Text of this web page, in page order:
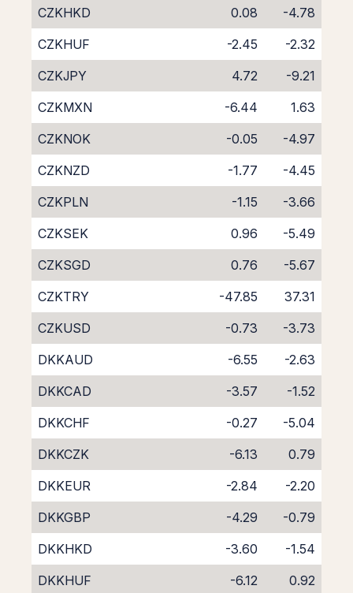
CZKHKD 0.08
-4.78
CZKHUF
-2.45
-2.32
CZKJPY
4.72
-9.21
CZKMXN
-6.44
1.63
CZKNOK
-0.05
-4.97
CZKNZD
-1.77
-4.45
CZKPLN
-1.15
-3.66
CZKSEK
0.96
-5.49
CZKSGD
0.76
-5.67
CZKTRY
-47.85
37.31
CZKUSD
-0.73
-3.73
DKKAUD
-6.55
-2.63
DKKCAD
-3.57
-1.52
DKKCHF
-0.27
-5.04
DKKCZK
-6.13
0.79
DKKEUR
-2.84
-2.20
DKKGBP
-4.29
-0.79
DKKHKD
-3.60
-1.54
DKKHUF
-6.12
0.92